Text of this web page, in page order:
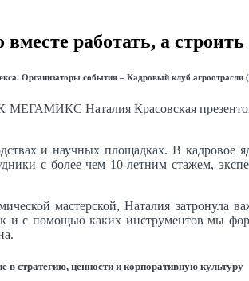
работать, а
Организаторы события – Кадровый клуб
Наталия Красовская
и научных площадках. В кадровое
с более чем 10-летним стажем,
мастерской, Наталия затронула
с помощью каких инструментов мы
в стратегию, ценности и корпоративную культуру